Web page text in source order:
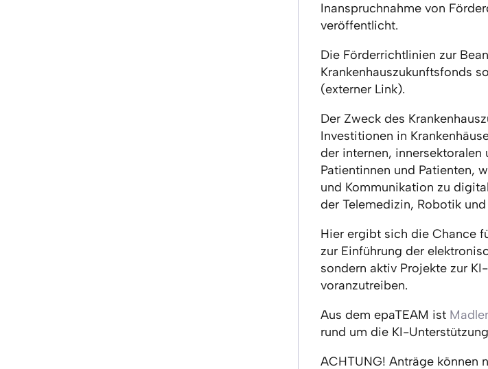
Inanspruchnahme von
veröffentlicht.
Die Förderrichtlinien zur
Krankenhauszukunftsfonds
(externer Link).
Der Zweck des
Investitionen in
der internen,
Patientinnen und Patienten,
und Kommunikation zu
der Telemedizin, Robotik
Hier ergibt sich die Chance
zur Einführung der
sondern aktiv Projekte zur
voranzutreiben.
Aus dem epaTEAM ist
rund um die KI-
ACHTUNG! Anträge können